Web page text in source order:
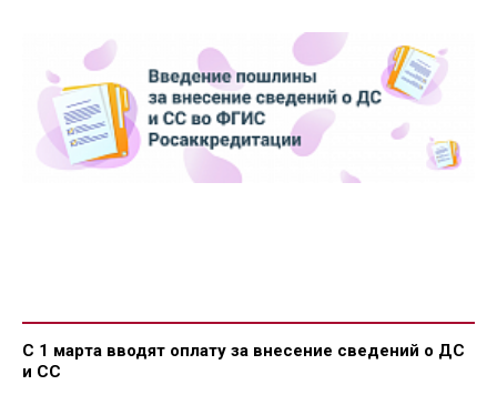
С 1 марта вводят оплату за внесение сведений о ДС
и СС